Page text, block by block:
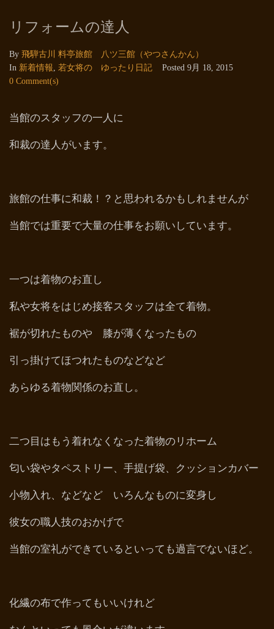
リフォームの達人
By 飛騨古川 料亭旅館 八ツ三館（やつさんかん）
In 新着情報, 若女将の ゆったり日記 Posted 9月 18, 2015
0 Comment(s)
当館のスタッフの一人に
和裁の達人がいます。
旅館の仕事に和裁！？と思われるかもしれませんが
当館では重要で大量の仕事をお願いしています。
一つは着物のお直し
私や女将をはじめ接客スタッフは全て着物。
裾が切れたものや 膝が薄くなったもの
引っ掛けてほつれたものなどなど
あらゆる着物関係のお直し。
二つ目はもう着れなくなった着物のリホーム
匂い袋やタペストリー、手提げ袋、クッションカバー
小物入れ、などなど いろんなものに変身し
彼女の職人技のおかげで
当館の室礼ができているといっても過言でないほど。
化繊の布で作ってもいいけれど